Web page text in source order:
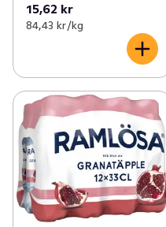
15,62 kr
84,43 kr /kg